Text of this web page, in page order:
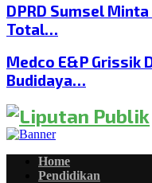
DPRD Sumsel
Total…
Medco E&P Grissik
Budidaya…
Home
Pendidikan